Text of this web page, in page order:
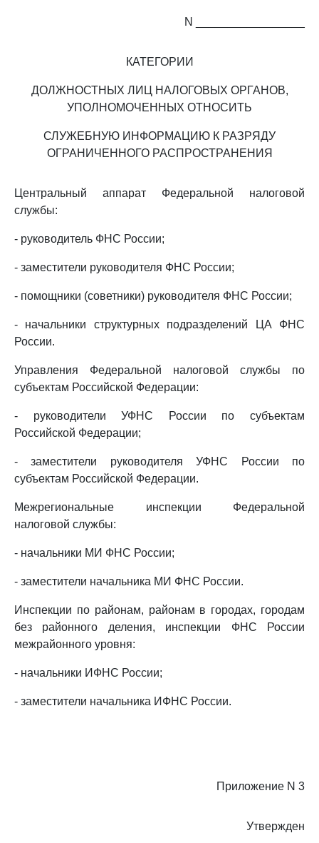
N _________________
КАТЕГОРИИ
ДОЛЖНОСТНЫХ ЛИЦ НАЛОГОВЫХ ОРГАНОВ,
УПОЛНОМОЧЕННЫХ ОТНОСИТЬ
СЛУЖЕБНУЮ ИНФОРМАЦИЮ К РАЗРЯДУ
ОГРАНИЧЕННОГО РАСПРОСТРАНЕНИЯ
Центральный аппарат Федеральной налоговой
службы:
- руководитель ФНС России;
- заместители руководителя ФНС России;
- помощники (советники) руководителя ФНС России;
- начальники структурных подразделений ЦА ФНС
России.
Управления Федеральной налоговой службы по
субъектам Российской Федерации:
- руководители УФНС России по субъектам
Российской Федерации;
- заместители руководителя УФНС России по
субъектам Российской Федерации.
Межрегиональные инспекции Федеральной
налоговой службы:
- начальники МИ ФНС России;
- заместители начальника МИ ФНС России.
Инспекции по районам, районам в городах, городам
без районного деления, инспекции ФНС России
межрайонного уровня:
- начальники ИФНС России;
- заместители начальника ИФНС России.
Приложение N 3
Утвержден